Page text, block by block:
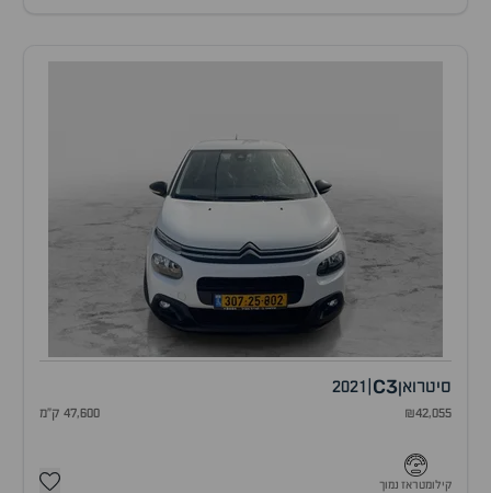
סיטרואןC3
2021
₪42,055 47,600 ק"מ
קילומטראז נמוך